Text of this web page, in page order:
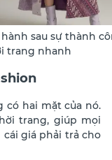
sau sự thành
trang nhanh
có hai mặt của nó.
trang, giúp mọi
giá phải trả cho